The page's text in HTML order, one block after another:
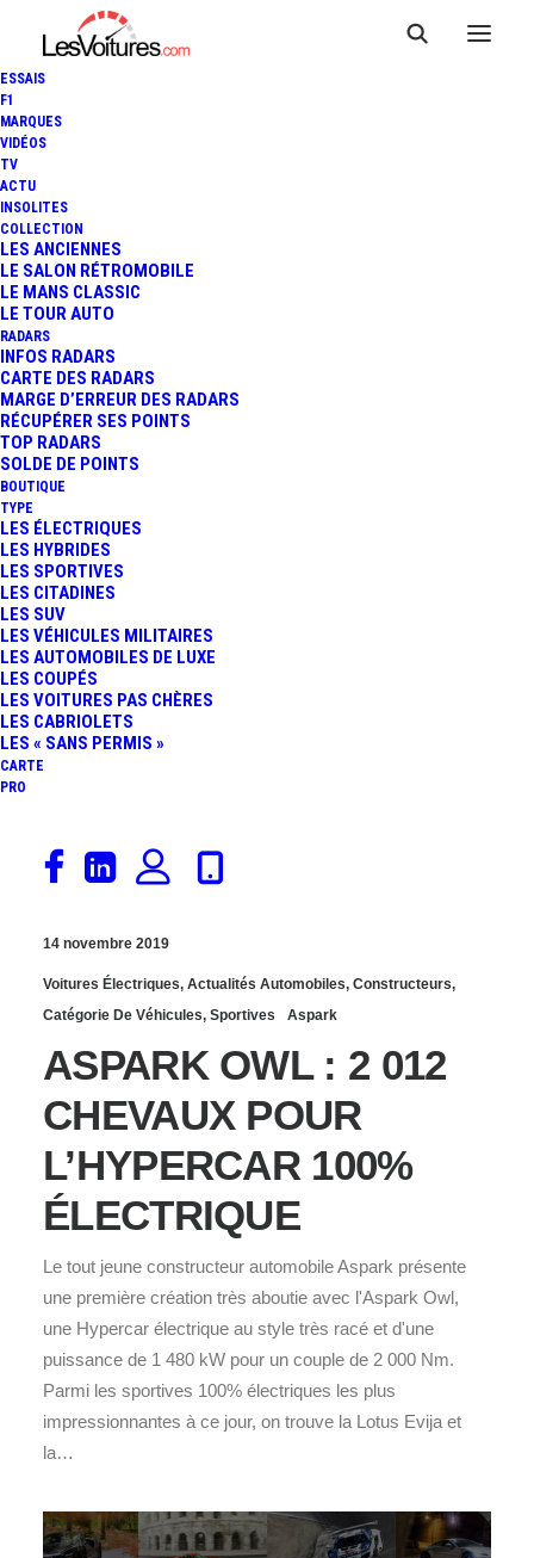
ESSAIS
F1
MARQUES
VIDÉOS
TV
ACTU
INSOLITES
COLLECTION
LES ANCIENNES
LE SALON RÉTROMOBILE
LE MANS CLASSIC
LE TOUR AUTO
RADARS
INFOS RADARS
CARTE DES RADARS
MARGE D’ERREUR DES RADARS
RÉCUPÉRER SES POINTS
TOP RADARS
SOLDE DE POINTS
BOUTIQUE
TYPE
LES ÉLECTRIQUES
LES HYBRIDES
LES SPORTIVES
LES CITADINES
LES SUV
LES VÉHICULES MILITAIRES
LES AUTOMOBILES DE LUXE
LES COUPÉS
LES VOITURES PAS CHÈRES
LES CABRIOLETS
LES « SANS PERMIS »
CARTE
PRO
VIDÉO : LES 1 480 KW DE
L’ASPARK OWL DE
SORTIE
14 novembre 2019
Voitures Électriques, Actualités Automobiles, Constructeurs,
Catégorie De Véhicules, Sportives Aspark
ASPARK OWL : 2 012
CHEVAUX POUR
L’HYPERCAR 100%
ÉLECTRIQUE
Le tout jeune constructeur automobile Aspark présente
une première création très aboutie avec l'Aspark Owl,
une Hypercar électrique au style très racé et d'une
puissance de 1 480 kW pour un couple de 2 000 Nm.
Parmi les sportives 100% électriques les plus
impressionnantes à ce jour, on trouve la Lotus Evija et
la…